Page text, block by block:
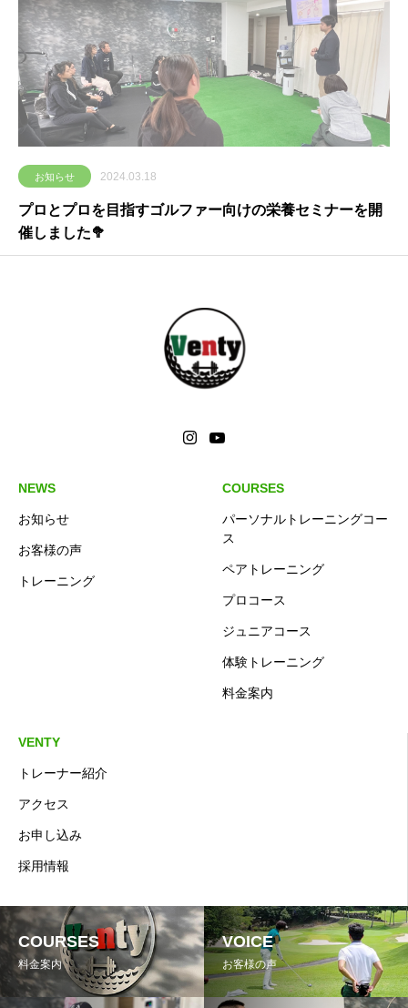
お知らせ 2024.03.18
プロとプロを目指すゴルファー向けの栄養セミナーを開
催しました🥦
NEWS
お知らせ
お客様の声
トレーニング
COURSES
パーソナルトレーニングコー
ス
ペアトレーニング
プロコース
ジュニアコース
体験トレーニング
料金案内
VENTY
トレーナー紹介
アクセス
お申し込み
採用情報
COURSES
料金案内
VOICE
お客様の声